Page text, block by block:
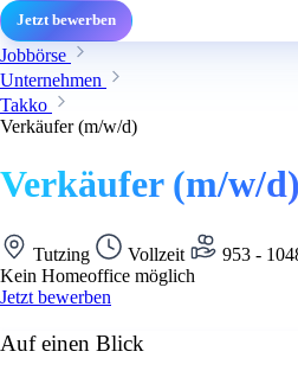
Jetzt bewerben
Jobbörse
Unternehmen
Takko
Verkäufer (m/w/d)
Verkäufer (m/w/d)
Tutzing Vollzeit
953 -
Kein Homeoffice möglich
Jetzt bewerben
Auf einen Blick